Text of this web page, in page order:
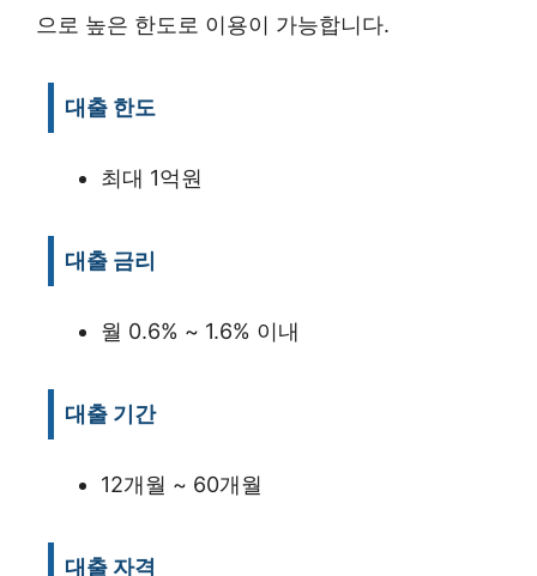
으로 높은 한도로 이용이 가능합니다.
대출 한도
최대 1억원
대출 금리
월 0.6% ~ 1.6% 이내
대출 기간
12개월 ~ 60개월
대출 자격